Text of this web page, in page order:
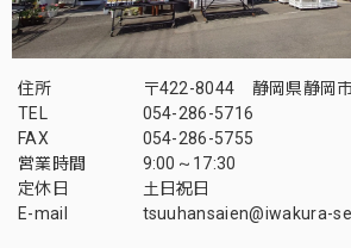
住所
〒422-8044 静岡県静岡
TEL
054-286-5716
FAX
054-286-5755
営業時間
9:00～17:30
定休日
土日祝日
E-mail
tsuuhansaien@iwakura-